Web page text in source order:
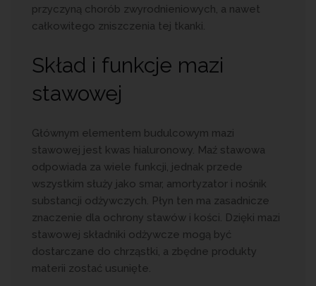
przyczyną chorób zwyrodnieniowych, a nawet
całkowitego zniszczenia tej tkanki.
Skład i funkcje mazi
stawowej
Głównym elementem budulcowym mazi
stawowej jest kwas hialuronowy. Maź stawowa
odpowiada za wiele funkcji, jednak przede
wszystkim służy jako smar, amortyzator i nośnik
substancji odżywczych. Płyn ten ma zasadnicze
znaczenie dla ochrony stawów i kości. Dzięki mazi
stawowej składniki odżywcze mogą być
dostarczane do chrząstki, a zbędne produkty
materii zostać usunięte.